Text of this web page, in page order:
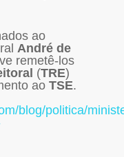
ao
André de
remetê-los
(TRE)
ao TSE.
blog/politica/